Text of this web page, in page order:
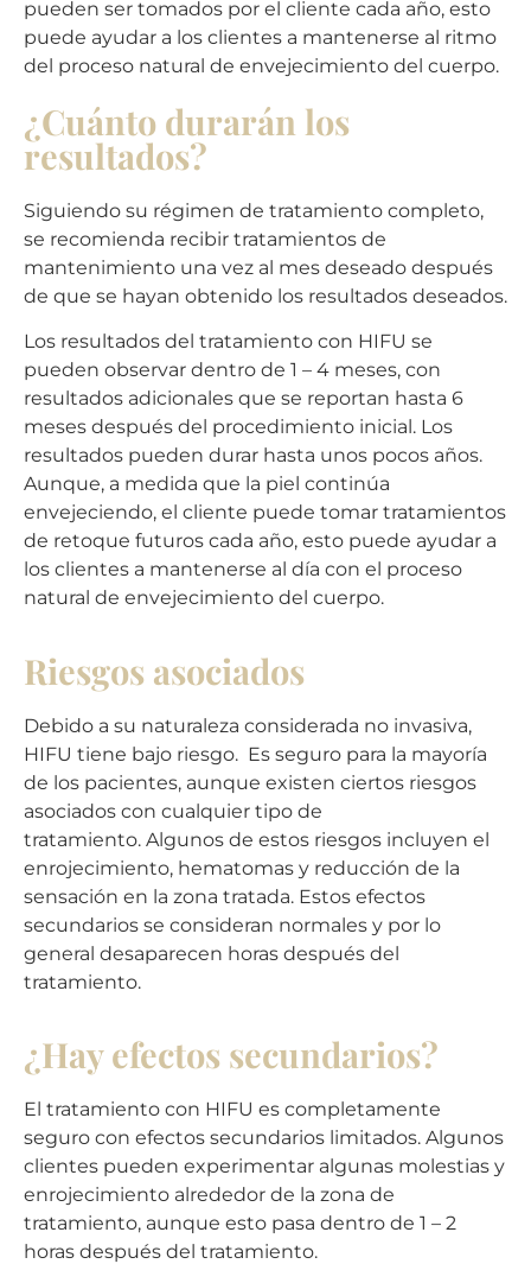
pueden ser tomados por el cliente cada año, esto
puede ayudar a los clientes a mantenerse al ritmo
del proceso natural de envejecimiento del cuerpo.
¿Cuánto durarán los
resultados?
Siguiendo su régimen de tratamiento completo,
se recomienda recibir tratamientos de
mantenimiento una vez al mes deseado después
de que se hayan obtenido los resultados deseados.
Los resultados del tratamiento con HIFU se
pueden observar dentro de 1 – 4 meses, con
resultados adicionales que se reportan hasta 6
meses después del procedimiento inicial. Los
resultados pueden durar hasta unos pocos años.
Aunque, a medida que la piel continúa
envejeciendo, el cliente puede tomar tratamientos
de retoque futuros cada año, esto puede ayudar a
los clientes a mantenerse al día con el proceso
natural de envejecimiento del cuerpo.
Riesgos asociados
Debido a su naturaleza considerada no invasiva,
HIFU tiene bajo riesgo. Es seguro para la mayoría
de los pacientes, aunque existen ciertos riesgos
asociados con cualquier tipo de
tratamiento. Algunos de estos riesgos incluyen el
enrojecimiento, hematomas y reducción de la
sensación en la zona tratada. Estos efectos
secundarios se consideran normales y por lo
general desaparecen horas después del
tratamiento.
¿Hay efectos secundarios?
El tratamiento con HIFU es completamente
seguro con efectos secundarios limitados. Algunos
clientes pueden experimentar algunas molestias y
enrojecimiento alrededor de la zona de
tratamiento, aunque esto pasa dentro de 1 – 2
horas después del tratamiento.